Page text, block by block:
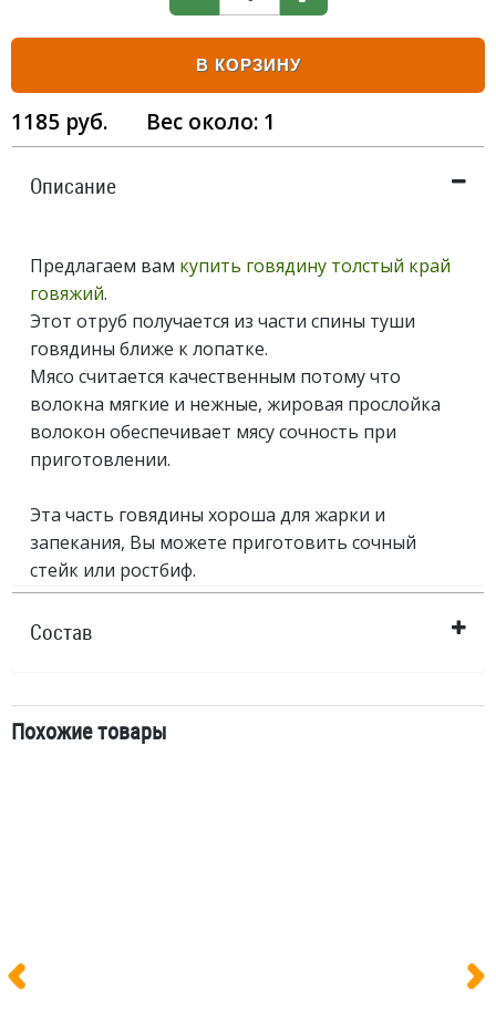
В КОРЗИНУ
1185 руб. Вес около: 1
Описание
Предлагаем вам купить говядину толстый край
говяжий.
Этот отруб получается из части спины туши
говядины ближе к лопатке.
Мясо считается качественным потому что
волокна мягкие и нежные, жировая прослойка
волокон обеспечивает мясу сочность при
приготовлении.
Эта часть говядины хороша для жарки и
запекания, Вы можете приготовить сочный
стейк или ростбиф.
Состав
Похожие товары